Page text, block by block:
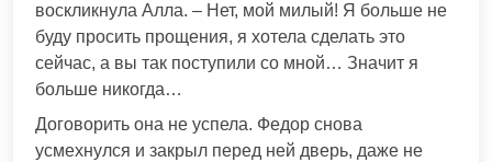
воскликнула Алла. – Нет, мой милый! Я больше не
буду просить прощения, я хотела сделать это
сейчас, а вы так поступили со мной… Значит я
больше никогда…
Договорить она не успела. Федор снова
усмехнулся и закрыл перед ней дверь, даже не